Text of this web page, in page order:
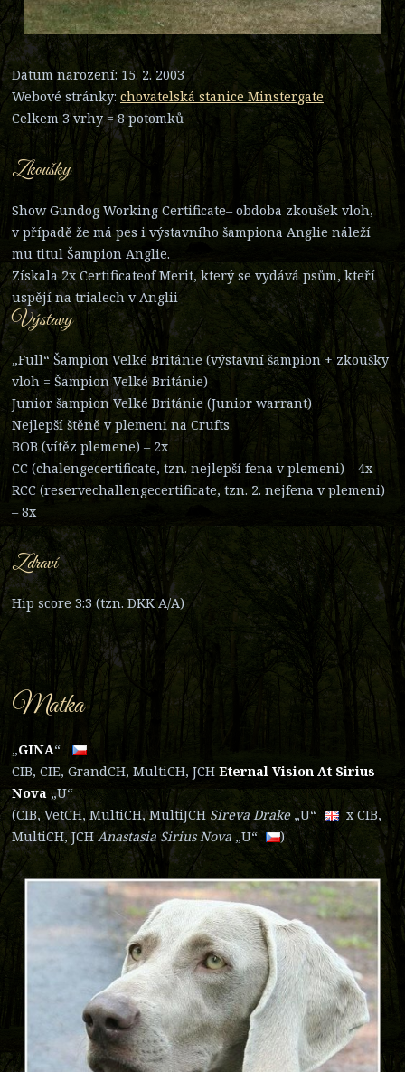
Datum narození: 15. 2. 2003
Webové stránky: chovatelská stanice Minstergate
Celkem 3 vrhy = 8 potomků
Zkoušky
Show Gundog Working Certificate– obdoba zkoušek vloh,
v případě že má pes i výstavního šampiona Anglie náleží
mu titul Šampion Anglie.
Získala 2x Certificateof Merit, který se vydává psům, kteří
uspějí na trialech v Anglii
Výstavy
„Full“ Šampion Velké Británie (výstavní šampion + zkoušky
vloh = Šampion Velké Británie)
Junior šampion Velké Británie (Junior warrant)
Nejlepší štěně v plemeni na Crufts
BOB (vítěz plemene) – 2x
CC (chalengecertificate, tzn. nejlepší fena v plemeni) – 4x
RCC (reservechallengecertificate, tzn. 2. nejfena v plemeni)
– 8x
Zdraví
Hip score 3:3 (tzn. DKK A/A)
Matka
„GINA“
CIB, CIE, GrandCH, MultiCH, JCH Eternal Vision At Sirius
Nova „U“
(CIB, VetCH, MultiCH, MultiJCH Sireva Drake„U“
x CIB,
MultiCH, JCHAnastasia Sirius Nova „U“ )